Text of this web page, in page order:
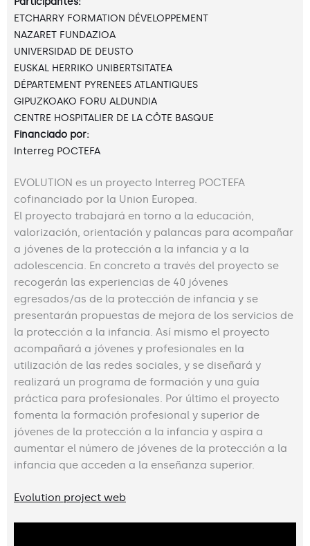
ETCHARRY FORMATION DÉVELOPPEMENT
NAZARET FUNDAZIOA
UNIVERSIDAD DE DEUSTO
EUSKAL HERRIKO UNIBERTSITATEA
DÉPARTEMENT PYRENEES ATLANTIQUES
GIPUZKOAKO FORU ALDUNDIA
CENTRE HOSPITALIER DE LA CÔTE BASQUE
Financiado por:
Interreg POCTEFA
EVOLUTION es un proyecto Interreg POCTEFA
cofinanciado por la Union Europea.
El proyecto trabajará en torno a la educación,
valorización, orientación y palancas para acompañar
a jóvenes de la protección a la infancia y a la
adolescencia. En concreto a través del proyecto se
recogerán las experiencias de 40 jóvenes
egresados/as de la protección de infancia y se
presentarán propuestas de mejora de los servicios de
la protección a la infancia. Así mismo el proyecto
acompañará a jóvenes y profesionales en la
utilización de las redes sociales, y se diseñará y
realizará un programa de formación y una guía
práctica para profesionales. Por último el proyecto
fomenta la formación profesional y superior de
jóvenes de la protección a la infancia y aspira a
aumentar el número de jóvenes de la protección a la
infancia que acceden a la enseñanza superior.
Evolution project web